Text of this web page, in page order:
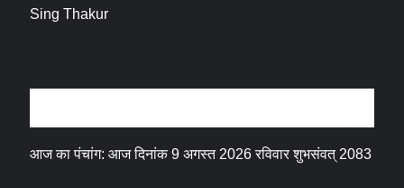
आज का पंचांग: आज दिनांक 9 अगस्त 2026 रविवार शुभसंवत् 2083